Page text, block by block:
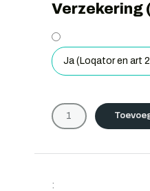
Verzekering
Ja (Loqator en art
: